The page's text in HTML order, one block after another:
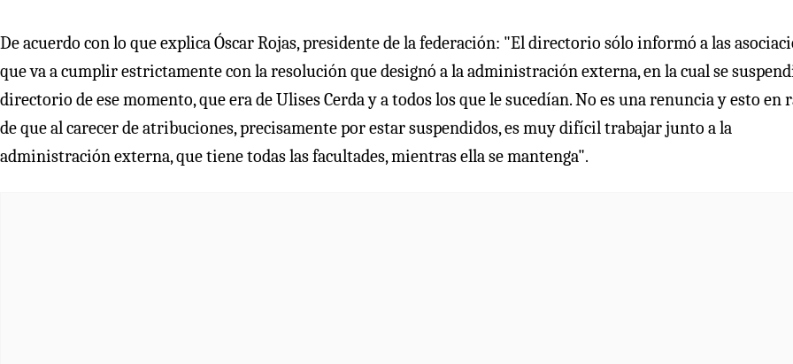
De acuerdo con lo que explica Óscar Rojas, presidente de la federación: "El directorio sólo informó a las
que va a cumplir estrictamente con la resolución que designó a la administración externa, en la cual se
directorio de ese momento, que era de Ulises Cerda y a todos los que le sucedían. No es una renuncia y esto en
de que al carecer de atribuciones, precisamente por estar suspendidos, es muy difícil trabajar junto a la
administración externa, que tiene todas las facultades, mientras ella se mantenga".